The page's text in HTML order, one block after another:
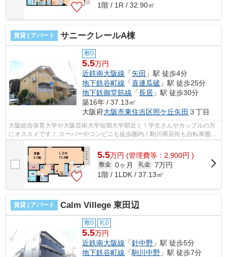
1階 / 1R / 32.90㎡
賃貸 | アパート サニークレールA棟
敷0
5.5万円
近鉄南大阪線 「矢田 」駅 徒歩4分
地下鉄谷町線 「喜連瓜破 」駅 徒歩25分
地下鉄御堂筋線 「長居 」駅 徒歩30分
築16年 / 37.13㎡
大阪府大阪市東住吉区照ケ丘矢田 ３丁目
大阪総合保育大学や大阪芸術大学短期大学部近く！学生さんやカップルの方
にオススメです！ スーパーやコンビニも徒歩圏内！駒川商店街も自転車圏内
5.5万円 (管理費等：2,900円 )
敷金 0ヶ月 礼金 7万円
1階 / 1LDK / 37.13㎡
賃貸 | アパート Calm Villege 東田辺
敷0 礼0
5.5万円
近鉄南大阪線 「針中野 」駅 徒歩5分
地下鉄谷町線 「駒川中野 」駅 徒歩7分